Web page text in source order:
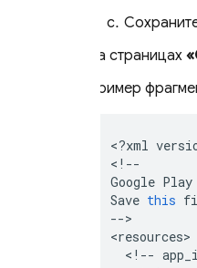
На страницах
Пример
<?xml
< !--
Google Play
Save this
-->
<resources
< !--